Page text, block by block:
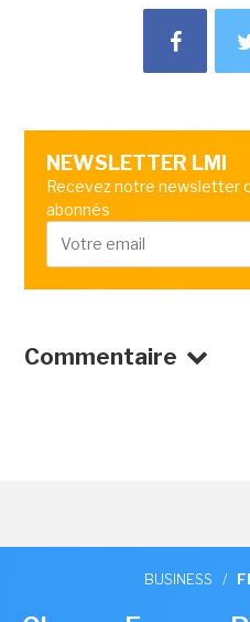
NEWSLETTER LMI
Recevez notre newsletter
abonnés
Commentaire
BUSINESS /